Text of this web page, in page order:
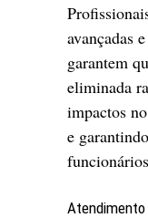
avançadas
garantem
eliminada
impactos
e
Atendimento